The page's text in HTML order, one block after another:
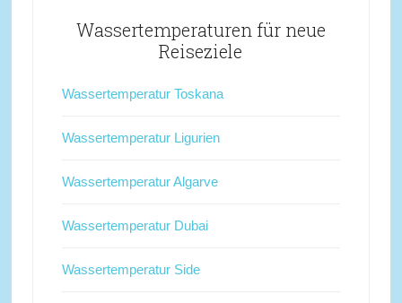
Wassertemperaturen für neue
Reiseziele
Wassertemperatur Toskana
Wassertemperatur Ligurien
Wassertemperatur Algarve
Wassertemperatur Dubai
Wassertemperatur Side